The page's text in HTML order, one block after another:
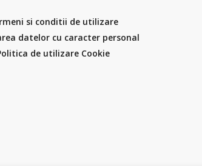
si conditii de utilizare
datelor cu caracter personal
de utilizare Cookie